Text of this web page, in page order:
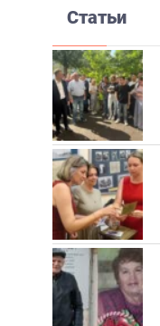
Статьи